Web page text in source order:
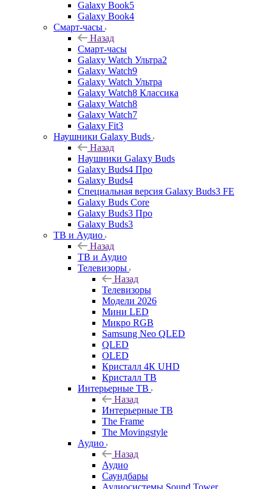
Galaxy Book5
Galaxy Book4
Смарт-часы
Назад
Смарт-часы
Galaxy Watch Ультра2
Galaxy Watch9
Galaxy Watch Ультра
Galaxy Watch8 Классика
Galaxy Watch8
Galaxy Watch7
Galaxy Fit3
Наушники Galaxy Buds
Назад
Наушники Galaxy Buds
Galaxy Buds4 Про
Galaxy Buds4
Специальная версия Galaxy Buds3 FE
Galaxy Buds Core
Galaxy Buds3 Про
Galaxy Buds3
ТВ и Аудио
Назад
ТВ и Аудио
Телевизоры
Назад
Телевизоры
Модели 2026
Мини LED
Микро RGB
Samsung Neo QLED
QLED
OLED
Кристалл 4К UHD
Кристалл ТВ
Интерьерные ТВ
Назад
Интерьерные ТВ
The Frame
The Movingstyle
Аудио
Назад
Аудио
Саундбары
Аудиосистемы Sound Tower